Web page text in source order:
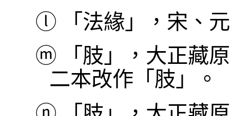
ⓛ
「法緣」，宋、
ⓜ
「肢」，大正藏
二本改作「肢」。